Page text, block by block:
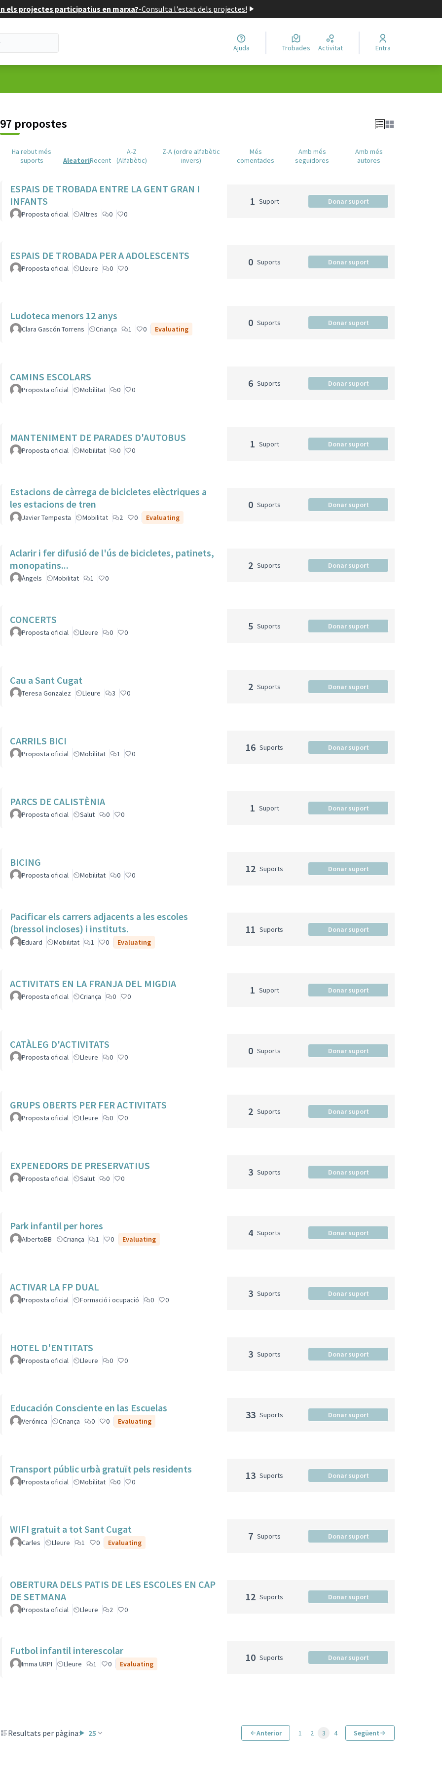
els projectes participatius en marxa?-Consulta l'estat dels projectes!
Ajuda Trobades Activitat Entra
97 propostes
Ha rebut més
suports
AleatoriRecent
A-Z
(Alfabètic)
Z-A (ordre alfabètic
invers)
Més
comentades
Amb més
seguidores
Amb més
autores
ESPAIS DE TROBADA ENTRE LA GENT GRAN I
INFANTS
Proposta oficial Altres 0 0
1 Suport Donar suport
ESPAIS DE TROBADA PER A ADOLESCENTS
Proposta oficial Lleure 0 0
0 Suports Donar suport
Ludoteca menors 12 anys
Clara Gascón Torrens Criança 1 0 Evaluating
0 Suports Donar suport
CAMINS ESCOLARS
Proposta oficial Mobilitat 0 0
6 Suports Donar suport
MANTENIMENT DE PARADES D'AUTOBUS
Proposta oficial Mobilitat 0 0
1 Suport Donar suport
Estacions de càrrega de bicicletes elèctriques a
les estacions de tren
Javier Tempesta Mobilitat 2 0 Evaluating
0 Suports Donar suport
Aclarir i fer difusió de l'ús de bicicletes, patinets,
monopatins...
Àngels Mobilitat 1 0
2 Suports Donar suport
CONCERTS
Proposta oficial Lleure 0 0
5 Suports Donar suport
Cau a Sant Cugat
Teresa Gonzalez Lleure 3 0
2 Suports Donar suport
CARRILS BICI
Proposta oficial Mobilitat 1 0
16 Suports Donar suport
PARCS DE CALISTÈNIA
Proposta oficial Salut 0 0
1 Suport Donar suport
BICING
Proposta oficial Mobilitat 0 0
12 Suports Donar suport
Pacificar els carrers adjacents a les escoles
(bressol incloses) i instituts.
Eduard Mobilitat 1 0 Evaluating
11 Suports Donar suport
ACTIVITATS EN LA FRANJA DEL MIGDIA
Proposta oficial Criança 0 0
1 Suport Donar suport
CATÀLEG D'ACTIVITATS
Proposta oficial Lleure 0 0
0 Suports Donar suport
GRUPS OBERTS PER FER ACTIVITATS
Proposta oficial Lleure 0 0
2 Suports Donar suport
EXPENEDORS DE PRESERVATIUS
Proposta oficial Salut 0 0
3 Suports Donar suport
Park infantil per hores
AlbertoBB Criança 1 0 Evaluating
4 Suports Donar suport
ACTIVAR LA FP DUAL
Proposta oficial Formació i ocupació 0 0
3 Suports Donar suport
HOTEL D'ENTITATS
Proposta oficial Lleure 0 0
3 Suports Donar suport
Educación Consciente en las Escuelas
Verónica Criança 0 0 Evaluating
33 Suports Donar suport
Transport públic urbà gratuït pels residents
Proposta oficial Mobilitat 0 0
13 Suports Donar suport
WIFI gratuit a tot Sant Cugat
Carles Lleure 1 0 Evaluating
7 Suports Donar suport
OBERTURA DELS PATIS DE LES ESCOLES EN CAP
DE SETMANA
Proposta oficial Lleure 2 0
12 Suports Donar suport
Futbol infantil interescolar
Imma URPI Lleure 1 0 Evaluating
10 Suports Donar suport
Resultats per pàgina: 25 Anterior 1 2 3 4 Següent